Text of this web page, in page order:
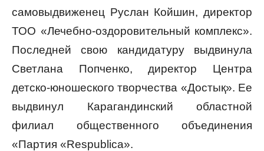
самовыдвиженец Руслан Койшин, директор
ТОО «Лечебно-оздоровительный комплекс».
Последней свою кандидатуру выдвинула
Светлана Попченко, директор Центра
детско-юношеского творчества «Достық». Ее
выдвинул Карагандинский областной
филиал общественного объединения
«Партия «Respublica».